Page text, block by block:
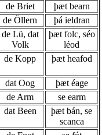
de Briet
þæt bearn
de Öllern
þá ieldran
de Lü, dat
Volk
þæt folc, séo
léod
de Kopp þæt heafod
dat Oog
þæt éage
de Arm
se earm
dat Been
þæt bán, se
scanca